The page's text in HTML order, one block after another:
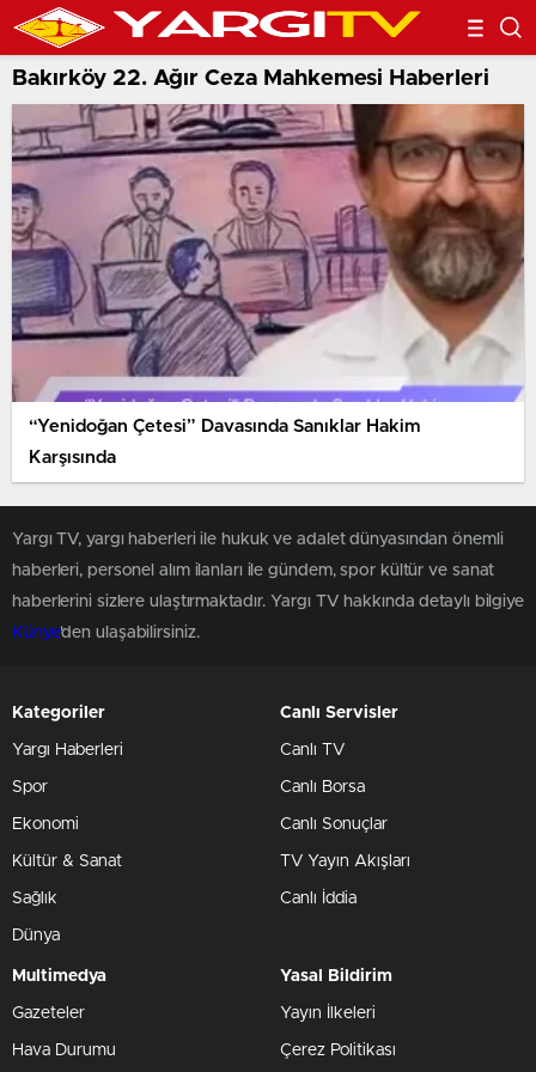
Bakırköy 22. Ağır Ceza Mahkemesi Haberleri
“Yenidoğan Çetesi” Davasında Sanıklar Hakim
Karşısında
Yargı TV, yargı haberleri ile hukuk ve adalet dünyasından önemli
haberleri, personel alım ilanları ile gündem, spor kültür ve sanat
haberlerini sizlere ulaştırmaktadır. Yargı TV hakkında detaylı bilgiye
Künye'den ulaşabilirsiniz.
Kategoriler
Yargı Haberleri
Spor
Ekonomi
Kültür & Sanat
Sağlık
Dünya
Canlı Servisler
Canlı TV
Canlı Borsa
Canlı Sonuçlar
TV Yayın Akışları
Canlı İddia
Multimedya
Gazeteler
Hava Durumu
Yasal Bildirim
Yayın İlkeleri
Çerez Politikası